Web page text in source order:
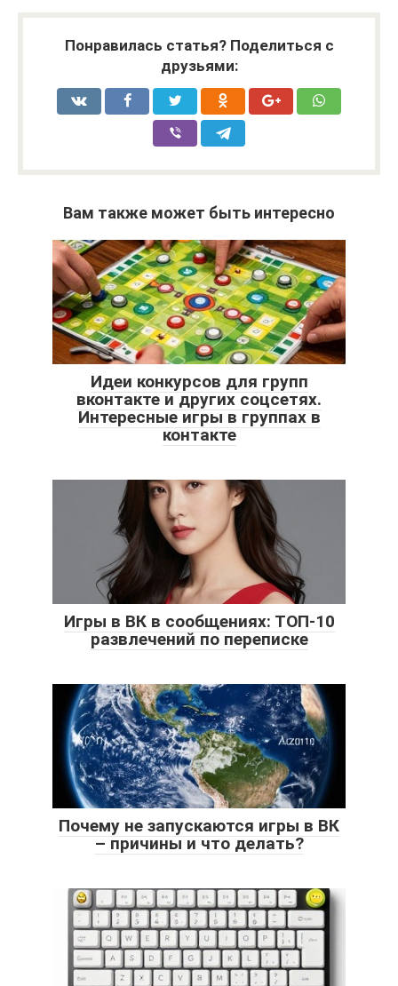
Понравилась статья? Поделиться с
друзьями:
Вам также может быть интересно
Идеи конкурсов для групп
вконтакте и других соцсетях.
Интересные игры в группах в
контакте
Игры в ВК в сообщениях: ТОП-10
развлечений по переписке
Почему не запускаются игры в ВК
– причины и что делать?